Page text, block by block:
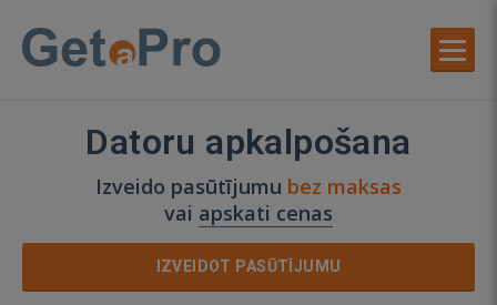
Datoru apkalpošana
Izveido pasūtījumu bez maksas
vai apskati cenas
IZVEIDOT PASŪTĪJUMU